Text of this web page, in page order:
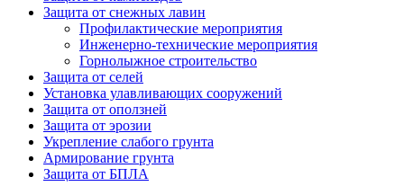
Защита от снежных лавин
Профилактические мероприятия
Инженерно-технические мероприятия
Горнолыжное строительство
Защита от селей
Установка улавливающих сооружений
Защита от оползней
Защита от эрозии
Укрепление слабого грунта
Армирование грунта
Защита от БПЛА